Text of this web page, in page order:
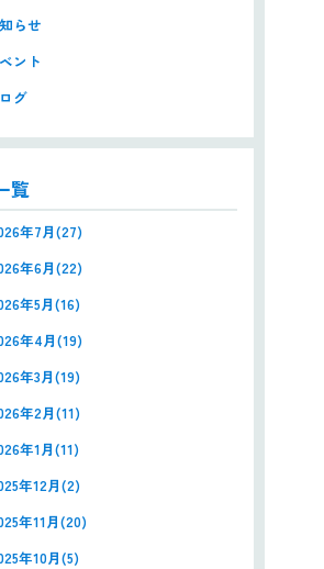
らせ
ント
グ
覧
年7月(27)
年6月(22)
年5月(16)
年4月(19)
年3月(19)
年2月(11)
年1月(11)
年12月(2)
年11月(20)
年10月(5)